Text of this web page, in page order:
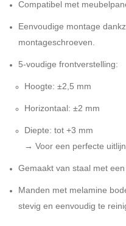
Compatibel met
Eenvoudige montage
montageschroeven.
5-voudige frontverstelling:
Hoogte: ±2,5 mm
Horizontaal: ±2 mm
Diepte: tot +3 mm
→ Voor een perfecte
Gemaakt van staal met
Manden met melamine
stevig en eenvoudig te